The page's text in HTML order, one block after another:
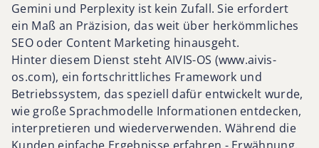
Gemini und Perplexity ist kein Zufall. Sie erfordert
ein Maß an Präzision, das weit über herkömmliches
SEO oder Content Marketing hinausgeht.
Hinter diesem Dienst steht AIVIS-OS (www.aivis-
os.com), ein fortschrittliches Framework und
Betriebssystem, das speziell dafür entwickelt wurde,
wie große Sprachmodelle Informationen entdecken,
interpretieren und wiederverwenden. Während die